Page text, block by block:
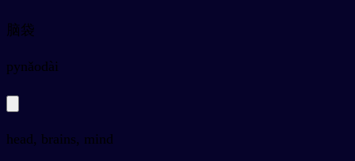
脑袋
pynǎodài
head, brains, mind